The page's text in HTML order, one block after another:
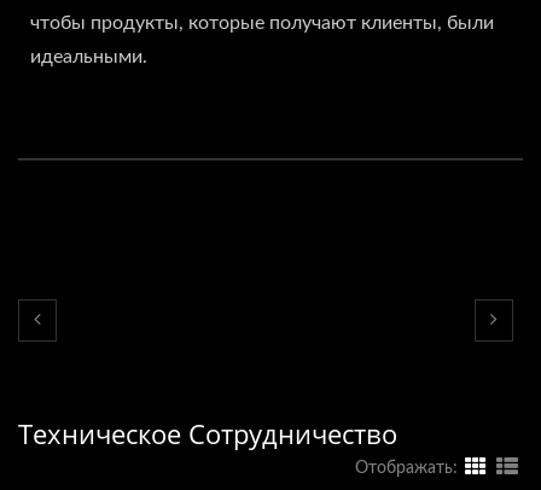
чтобы продукты, которые получают клиенты, были
идеальными.
Техническое Сотрудничество
Отображать: